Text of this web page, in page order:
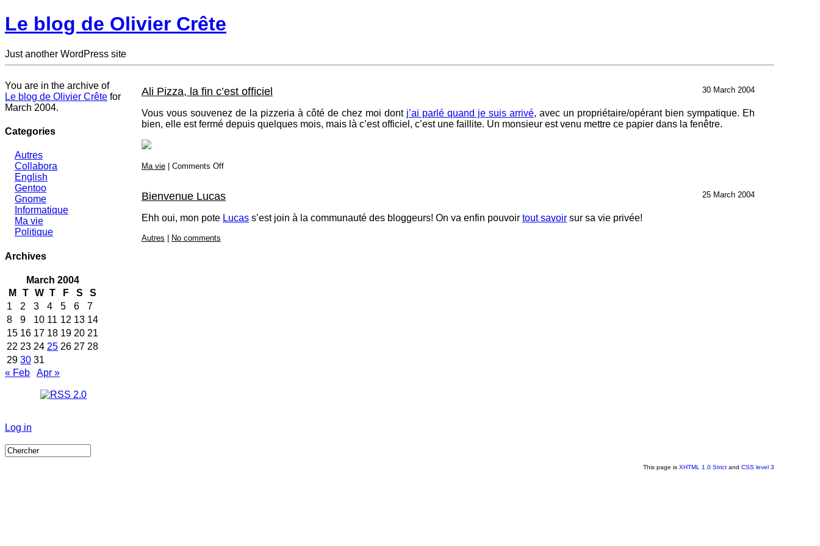
Le blog de Olivier Crête
Just another WordPress site
You are in the archive of
Le blog de Olivier Crête for
March 2004.
Categories
Autres
Collabora
English
Gentoo
Gnome
Informatique
Ma vie
Politique
Archives
March 2004
M
T W T F S
S
1
2 3 4 5 6
7
8
9 10 11 12 13 14
15 16 17 18 19 20 21
22 23 24 25 26 27 28
29 30 31
« Feb
Apr »
Log in
30 March 2004
Ali Pizza, la fin c’est officiel
Vous vous souvenez de la pizzeria à côté de chez moi dont j’ai parlé quand je suis arrivé, avec un propriétaire/opérant bien sympatique. Eh
bien, elle est fermé depuis quelques mois, mais là c’est officiel, c’est une faillite. Un monsieur est venu mettre ce papier dans la fenêtre.
Ma vie Comments Offon
la
fin
officiel
25 March 2004
Bienvenue Lucas
Ehh oui, mon pote Lucas s’est join à la communauté des bloggeurs! On va enfin pouvoir tout savoir sur sa vie privée!
Autres No comments
This page is XHTML 1.0 Strictand CSS level 3